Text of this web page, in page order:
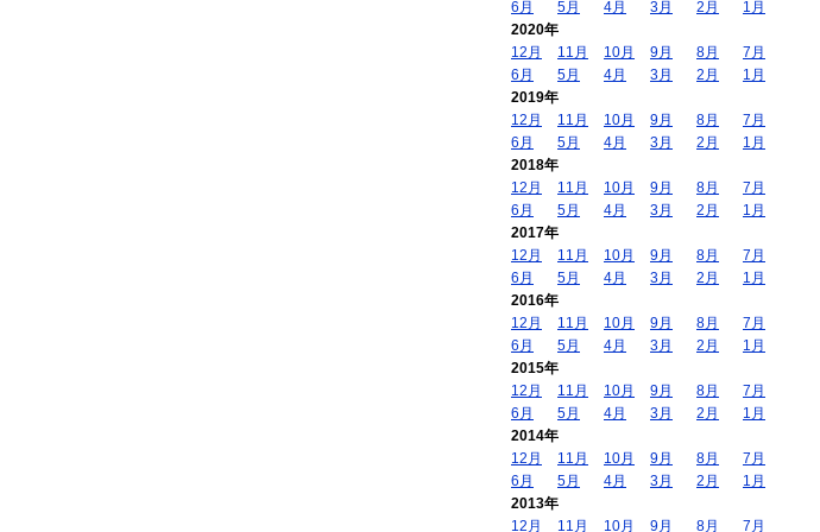
6月 5月 4月 3月 2月
1月
2020年
12月
11月 10月 9月 8月
7月
6月
5月 4月 3月 2月
1月
2019年
12月
11月 10月 9月 8月
7月
6月
5月 4月 3月 2月
1月
2018年
12月
11月 10月 9月 8月
7月
6月
5月 4月 3月 2月
1月
2017年
12月
11月 10月 9月 8月
7月
6月
5月 4月 3月 2月
1月
2016年
12月
11月 10月 9月 8月
7月
6月
5月 4月 3月 2月
1月
2015年
12月
11月 10月 9月 8月
7月
6月
5月 4月 3月 2月
1月
2014年
12月
11月 10月 9月 8月
7月
6月
5月 4月 3月 2月
1月
2013年
12月
11月 10月 9月 8月 7月